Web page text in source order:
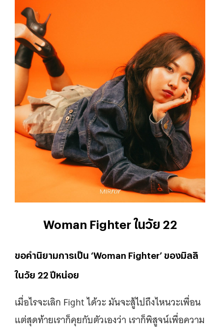
Woman Fighter ในวัย 22
ขอคำนิยามการเป็น ‘Woman Fighter’ ของมิลลิ
ในวัย 22 ปีหน่อย
เมื่อไรจะเลิก Fight ได้วะ มันจะสู้ไปถึงไหนวะเพื่อน
แต่สุดท้ายเราก็คุยกับตัวเองว่า เราก็พิสูจน์เพื่อความ